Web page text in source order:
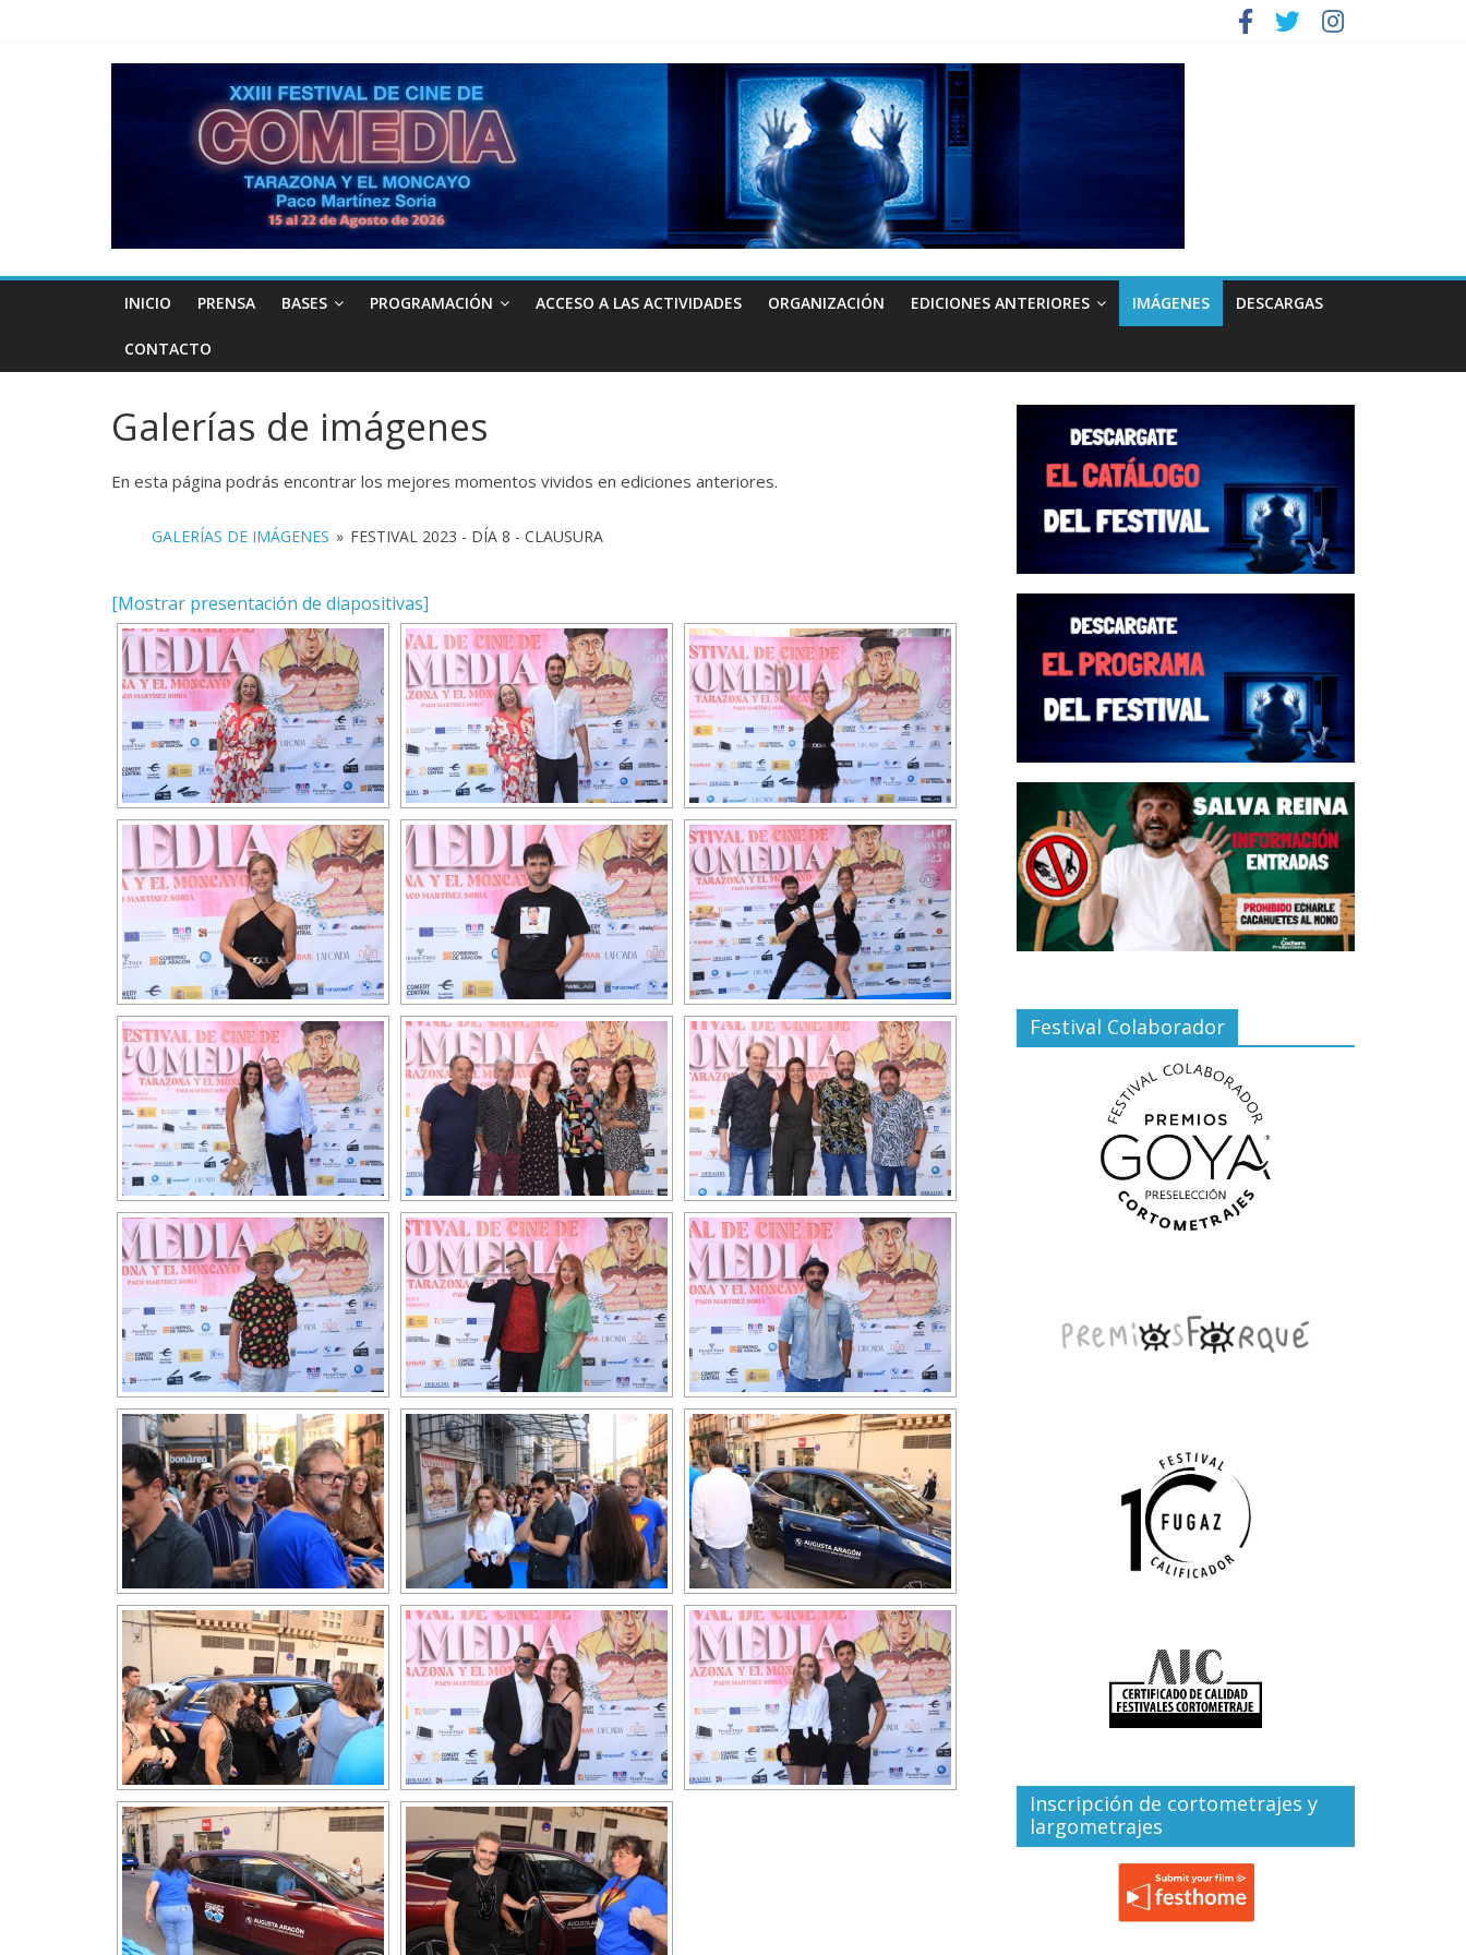
INICIO PRENSA BASES PROGRAMACIÓN ACCESO A LAS ACTIVIDADES ORGANIZACIÓN EDICIONES ANTERIORES IMÁGENES DESCARGAS
CONTACTO
Galerías de imágenes
En esta página podrás encontrar los mejores momentos vividos en ediciones anteriores.
GALERÍAS DE IMÁGENES » FESTIVAL 2023 - DÍA 8 - CLAUSURA
[Mostrar presentación de diapositivas]
Festival Colaborador
Inscripción de cortometrajes y
largometrajes